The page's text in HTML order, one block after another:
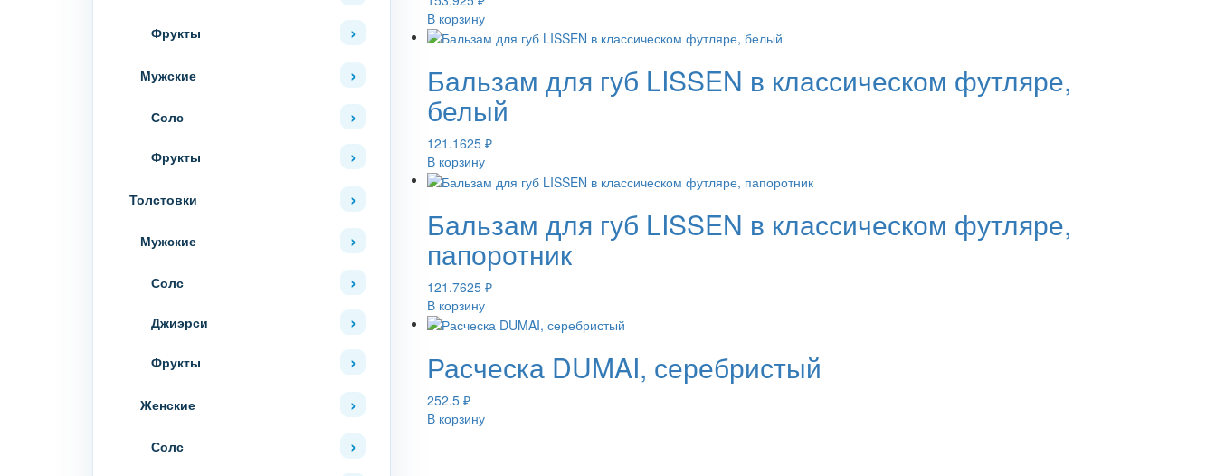
Фрукты
Мужские
Солс
Фрукты
Толстовки
Мужские
Солс
Джиэрси
Фрукты
Женские
Солс
В корзину
Бальзам для губ LISSEN в классическом футляре,
белый
121.1625 ₽
В корзину
Бальзам для губ LISSEN в классическом футляре,
папоротник
121.7625 ₽
В корзину
Расческа DUMAI, серебристый
252.5 ₽
В корзину